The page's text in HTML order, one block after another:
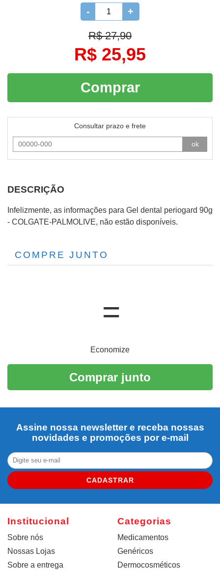
- +
R$ 27,90
R$ 25,95
Comprar
Consultar prazo e frete
ok
DESCRIÇÃO
Infelizmente, as informações para Gel dental periogard 90g
- COLGATE-PALMOLIVE, não estão disponíveis.
COMPRE JUNTO
Economize
Comprar junto
Assine nossa newsletter e receba nossas
novidades e promoções por e-mail
CADASTRAR
Institucional
Sobre nós
Nossas Lojas
Sobre a entrega
Categorias
Medicamentos
Genéricos
Dermocosméticos